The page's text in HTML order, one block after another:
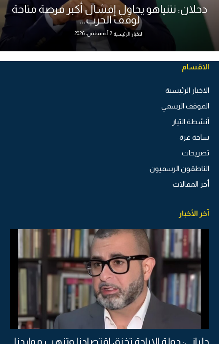
دحلان: نتنياهو يحاول إفشال أكبر فرصة متاحة
لوقف الحرب...
الاخبار الرئيسية 2 أغسطس، 2026
الاقسام
الاخبار الرئيسية
الموقف الرسمي
أنشطة التيار
ساحة غزة
تصريحات
الناطقون الرسميون
أخر المقالات
آخر الأخبار
دلياني: دولة الإبادة تخنق اقتصادنا وتنهب مواردنا